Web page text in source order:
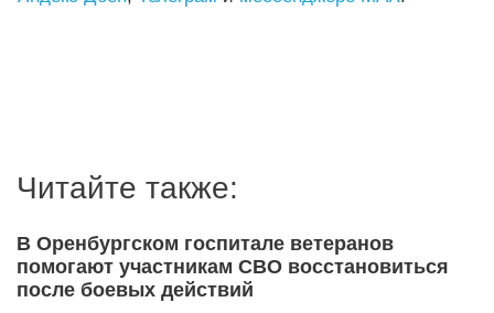
Читайте также:
В Оренбургском госпитале ветеранов
помогают участникам СВО восстановиться
после боевых действий